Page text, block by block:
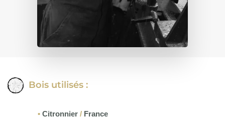
Bois utilisés :
• Citronnier / France